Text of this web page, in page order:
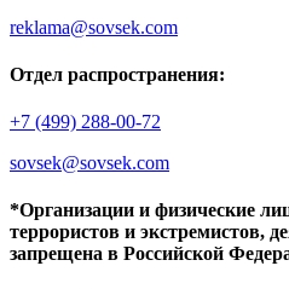
reklama@sovsek.com
Отдел распространения:
+7 (499) 288-00-72
sovsek@sovsek.com
*Организации и физические
террористов и экстремистов,
запрещена в Российской